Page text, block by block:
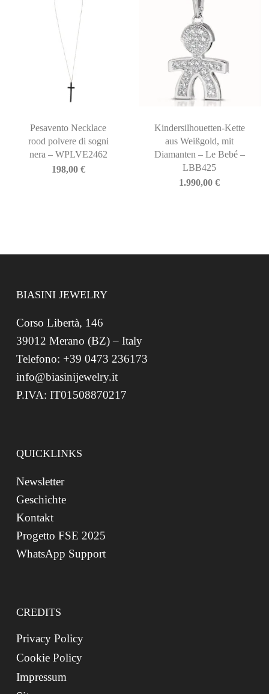
Pesavento Necklace
rood polvere di sogni
nera – WPLVE2462
198,00 €
Kindersilhouetten-Kette
aus Weißgold, mit
Diamanten – Le Bebé –
LBB425
1.990,00€
BIASINI JEWELRY
Corso Libertà, 146
39012 Merano (BZ) – Italy
Telefono: +39 0473 236173
info@biasinijewelry.it
P.IVA: IT01508870217
QUICKLINKS
Newsletter
Geschichte
Kontakt
Progetto FSE 2025
WhatsApp Support
CREDITS
Privacy Policy
Cookie Policy
Impressum